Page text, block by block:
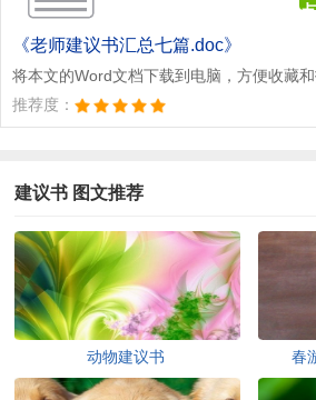
《老师建议书汇总七篇.doc》
将本文的Word文档下载到电脑，方便收藏
推荐度：
建议书 图文推荐
动物建议书 春